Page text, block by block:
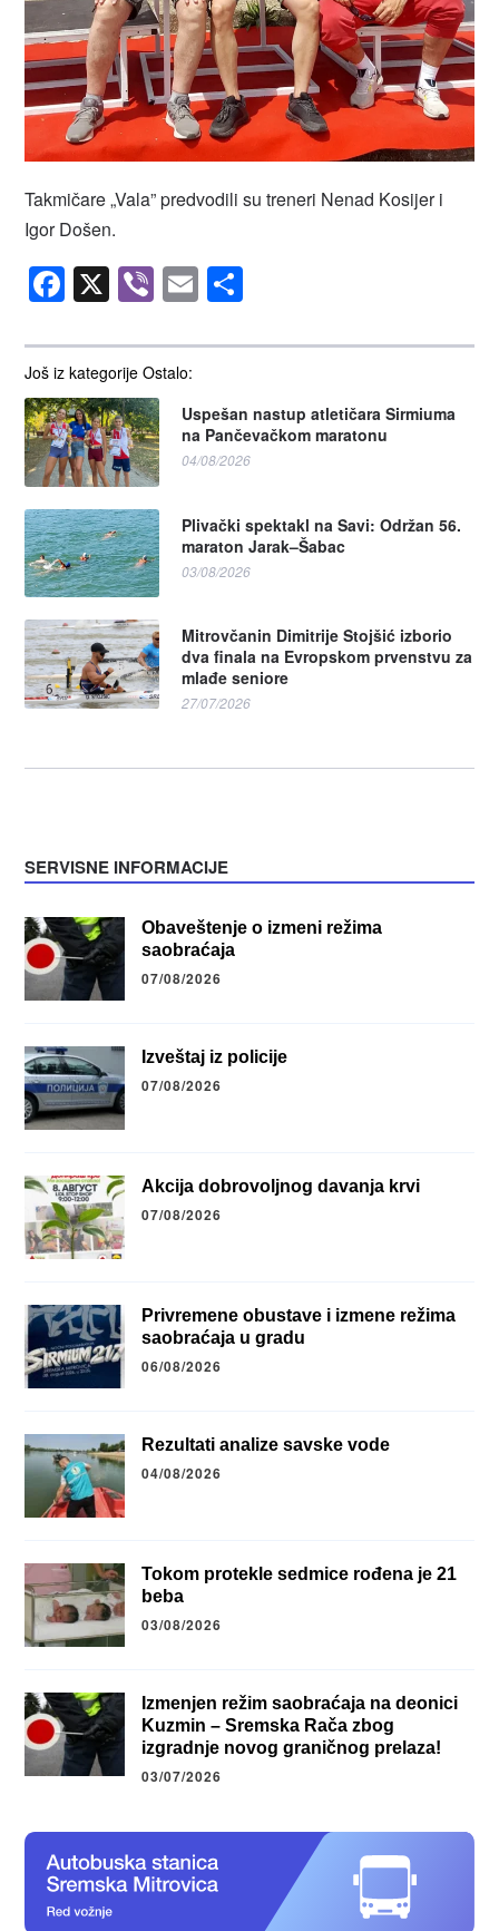
Još iz kategorije Ostalo:
Uspešan nastup atletičara Sirmiuma
na Pančevačkom maratonu
04/08/2026
Plivački spektakl na Savi: Održan 56.
maraton Jarak–Šabac
03/08/2026
Mitrovčanin Dimitrije Stojšić izborio
dva finala na Evropskom prvenstvu za
mlađe seniore
27/07/2026
Takmičare „Vala” predvodili su treneri Nenad Kosijer i
Igor Došen.
Facebook
X ViberEmail
SERVISNE INFORMACIJE
Obaveštenje o izmeni režima
saobraćaja
07/08/2026
Izveštaj iz policije
07/08/2026
Akcija dobrovoljnog davanja krvi
07/08/2026
Privremene obustave i izmene režima
saobraćaja u gradu
06/08/2026
Rezultati analize savske vode
04/08/2026
Tokom protekle sedmice rođena je 21
beba
03/08/2026
Izmenjen režim saobraćaja na deonici
Kuzmin – Sremska Rača zbog
izgradnje novog graničnog prelaza!
03/07/2026